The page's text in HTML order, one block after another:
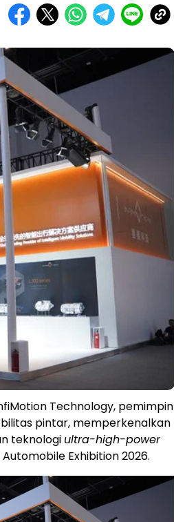
Technology, pemimpin
pintar, memperkenalkan
teknologi ultra-high-power
Exhibition 2026.